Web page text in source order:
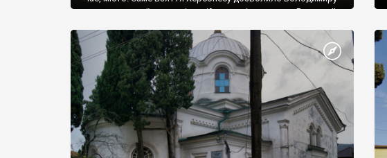
диктувати свої умови візантійському імператору Василю ІІ,
Херсонесі Володимир-язичник, став Василем-
християнином. А потім було Хрещення Русі. На честь
Херсонесу Таврійського названо місто […]